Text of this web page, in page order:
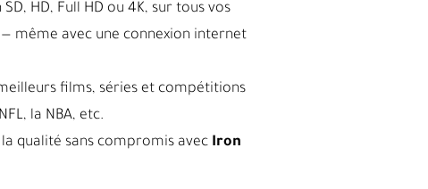
HD, Full HD ou 4K, sur tous vos
même avec une connexion internet
films, séries et compétitions
la NBA, etc.
qualité sans compromis avec Iron